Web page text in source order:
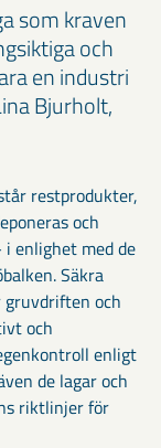
som kraven
och
en industri
Bjurholt,
restprodukter,
och
enlighet med de
Säkra
och
och
enligt
de lagar och
riktlinjer för